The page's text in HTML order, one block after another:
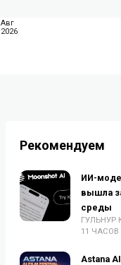
Авг
2026
Рекомендуем
ИИ-
вышла
среды
11
Astana